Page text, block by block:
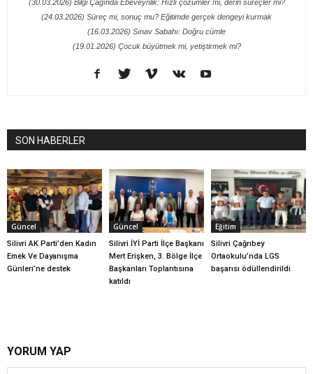
(30.03.2026) Bilgi Çağında Ebeveynlik: Hızlı çözümler mi, derin süreçler mi?
(24.03.2026) Süreç mi, sonuç mu? Eğitimde gerçek dengeyi kurmak
(16.03.2026) Sınav Sabahı: Doğru cümle
(19.01.2026) Çocuk büyütmek mi, yetiştirmek mi?
SON HABERLER
Güncel
Silivri AK Parti’den Kadın
Emek Ve Dayanışma
Günleri’ne destek
Güncel
Silivri İYİ Parti İlçe Başkanı
Mert Erişken, 3. Bölge İlçe
Başkanları Toplantısına
katıldı
Eğitim
Silivri Çağrıbey
Ortaokulu’nda LGS
başarısı ödüllendirildi
YORUM YAP